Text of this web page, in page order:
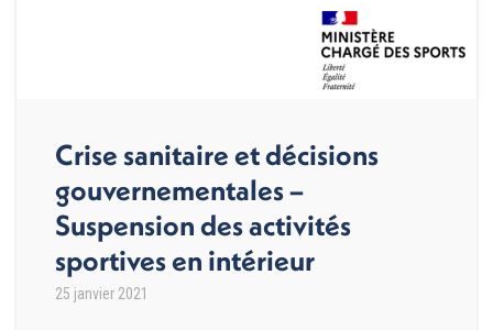
Crise sanitaire et décisions
gouvernementales –
Suspension des activités
sportives en intérieur
25 janvier 2021